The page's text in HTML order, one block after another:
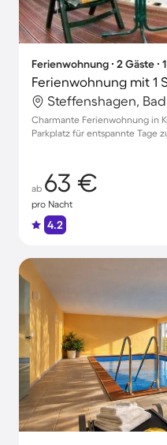
Ferienwohnung ∙ 2 Gäste ∙
Steffenshagen,
Charmante Ferienwohnung in
Parkplatz für entspannte Tage
ab 63 €
pro Nacht
4.2